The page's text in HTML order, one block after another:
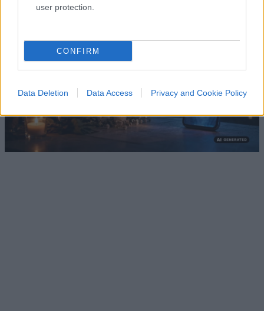
user protection.
CONFIRM
Data Deletion Data Access Privacy and Cookie Policy